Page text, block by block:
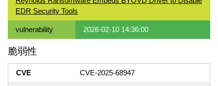
EDR Security Tools
vulnerability 2026-02-10 14:36:00
脆弱性
CVE CVE-2025-68947